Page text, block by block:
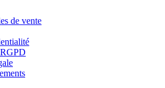
de vente